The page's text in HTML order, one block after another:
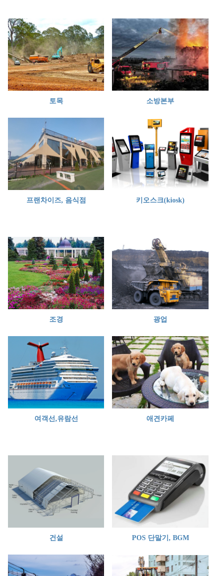
토목 소방본부
프랜차이즈, 음식점 키오스크(kiosk)
조경 광업
여객선,유람선 애견카페
건설 POS 단말기, BGM